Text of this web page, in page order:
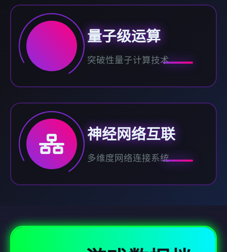
量子级运算
突破性量子计算技术
神经网络互联
多维度网络连接系统